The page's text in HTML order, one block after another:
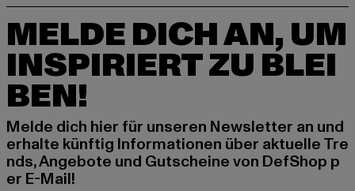
MELDE DICH AN, UM
INSPIRIERT ZU BLEI
BEN!
Melde dich hier für unseren Newsletter an und
erhalte künftig Informationen über aktuelle Tre
nds, Angebote und Gutscheine von DefShop p
er E-Mail!